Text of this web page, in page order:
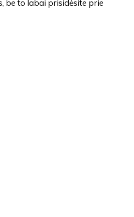
be to labai prisidėsite prie